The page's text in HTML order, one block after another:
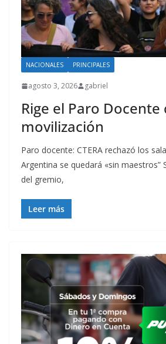
NACIONALES PRINCIPALES
agosto 3, 2026 gabriel
Rige el Paro Docente
movilización
Paro docente: CTERA rechazó los
Argentina se quedará «sin maestros”
del gremio,
Leer más